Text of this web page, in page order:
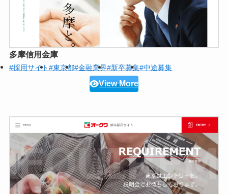
多摩信用金庫
#採用サイト#東京都#金融業界#新卒募集#中途募集
View More